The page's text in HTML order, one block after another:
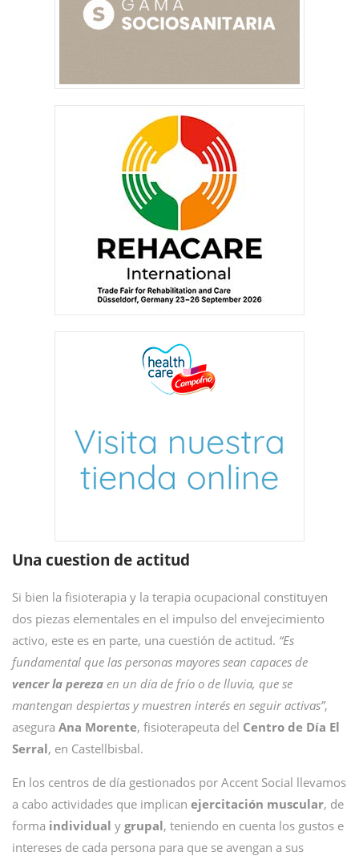
Una cuestion de actitud
Si bien la fisioterapia y la terapia ocupacional constituyen
dos piezas elementales en el impulso del envejecimiento
activo, este es en parte, una cuestión de actitud. “Es
fundamental que las personas mayores sean capaces de
vencer la pereza en un día de frío o de lluvia, que se
mantengan despiertas y muestren interés en seguir activas”,
asegura Ana Morente, fisioterapeuta del Centro de Día El
Serral, en Castellbisbal.
En los centros de día gestionados por Accent Social llevamos
a cabo actividades que implican ejercitación muscular, de
forma individual y grupal, teniendo en cuenta los gustos e
intereses de cada persona para que se avengan a sus